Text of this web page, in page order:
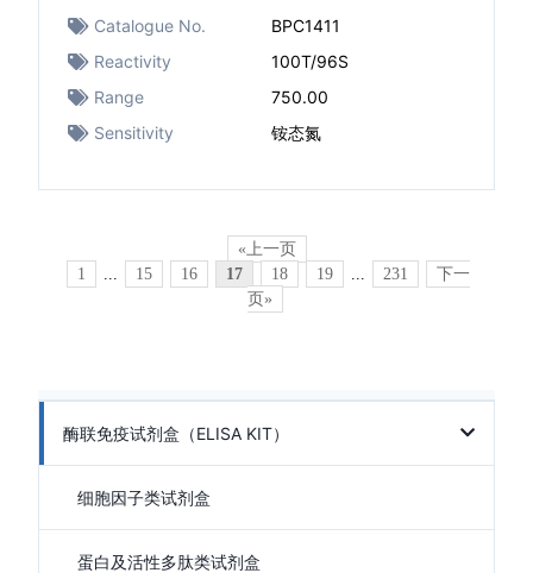
Catalogue No.
BPC1411
Reactivity
100T/96S
Range
750.00
Sensitivity
铵态氮
«上一页
1
... 15 16 17 18 19 ... 231
下一
页»
酶联免疫试剂盒（ELISA KIT）
细胞因子类试剂盒
蛋白及活性多肽类试剂盒